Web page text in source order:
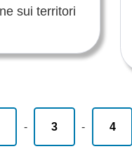
sui territori
- 3 - 4